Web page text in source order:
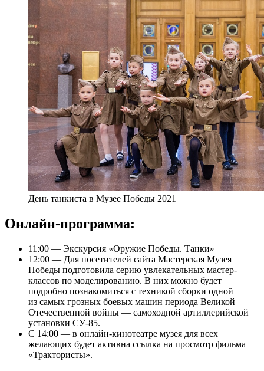
День танкиста в Музее Победы 2021
Онлайн-программа:
11:00 — Экскурсия «Оружие Победы. Танки»
12:00 — Для посетителей сайта Мастерская Музея
Победы подготовила серию увлекательных мастер-
классов по моделированию. В них можно будет
подробно познакомиться с техникой сборки одной
из самых грозных боевых машин периода Великой
Отечественной войны — самоходной артиллерийской
установки СУ-85.
С 14:00 — в онлайн-кинотеатре музея для всех
желающих будет активна ссылка на просмотр фильма
«Трактористы».